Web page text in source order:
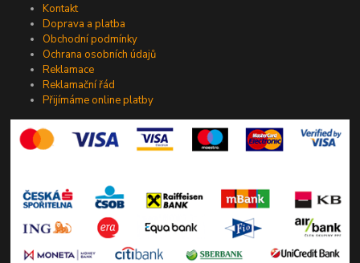
Kontakt
Doprava a platba
Obchodní podmínky
Ochrana osobních údajů
Reklamace
Reklamační řád
Přijímáme online platby